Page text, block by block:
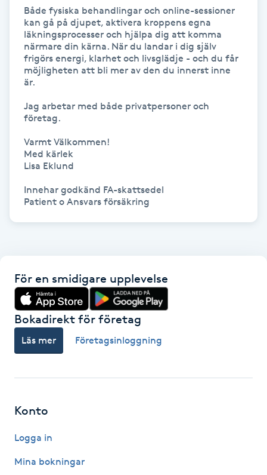
Kroppsinpackning
Kroppspeeling
Käkledsbehandling
Kärlbehandling
Laserbehandling
Lashlift Keratin
LED-ljusterapi
LPG
LPG-behandling
LPG-massage
Läpptatuering
Både fysiska behandlingar och online-sessioner
kan gå på djupet, aktivera kroppens egna
läkningsprocesser och hjälpa dig att komma
närmare din kärna. När du landar i dig själv
frigörs energi, klarhet och livsglädje - och du får
möjligheten att bli mer av den du innerst inne
är.
Jag arbetar med både privatpersoner och
företag.
Varmt Välkommen!
Med kärlek
Lisa Eklund
Innehar godkänd FA-skattsedel
Patient o Ansvars försäkring
För en smidigare upplevelse
Bokadirekt för företag
Läs mer Företagsinloggning
Konto
Logga in
Mina bokningar